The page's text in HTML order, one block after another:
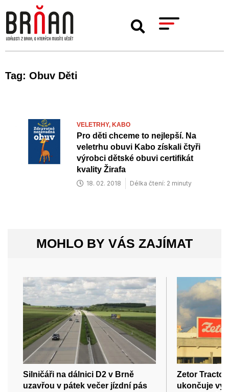
Tag: Obuv Děti
VELETRHY, KABO
Pro děti chceme to nejlepší. Na
veletrhu obuvi Kabo získali čtyři
výrobci dětské obuvi certifikát
kvality Žirafa
18. 02. 2018 Délka čtení: 2 minuty
MOHLO BY VÁS ZAJÍMAT
Silničáři na dálnici D2 v Brně
uzavřou v pátek večer jízdní pás
Zetor
ukončuje